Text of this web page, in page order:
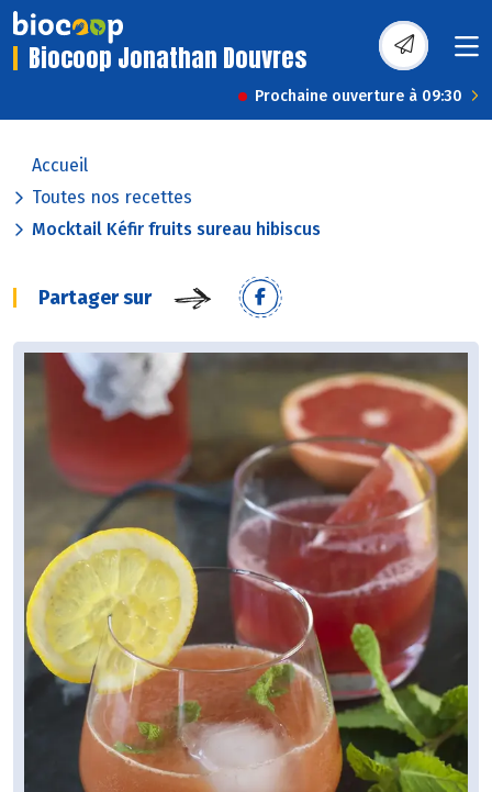
Biocoop Jonathan Douvres
Prochaine ouverture à 09:30
Accueil
Toutes nos recettes
Mocktail Kéfir fruits sureau hibiscus
Partager sur